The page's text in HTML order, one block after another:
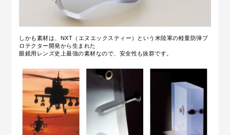
しかも素材は、NXT（エヌエックスティー）という米陸軍の軽量防弾プ
ロテクター開発から生まれた
眼鏡用レンズ史上最強の素材なので、安全性も抜群です。